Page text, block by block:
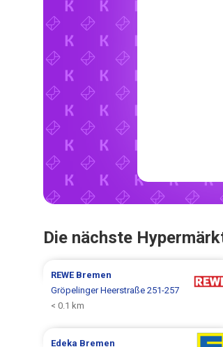
Die nächste
REWE Bremen
Gröpelinger Heerstraße 251-257
< 0.1 km
Edeka Bremen